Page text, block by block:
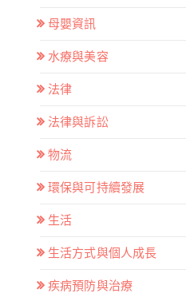
母嬰資訊
水療與美容
法律
法律與訴訟
物流
環保與可持續發展
生活
生活方式與個人成長
疾病預防與治療